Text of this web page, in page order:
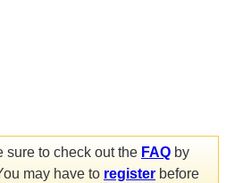
sure to check out the FAQ by
may have to register before